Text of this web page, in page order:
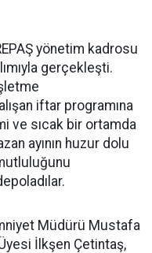
yönetim kadrosu
gerçekleşti.
iftar programına
ve sıcak bir ortamda
ayının huzur dolu
Müdürü Mustafa
İlkşen Çetintaş,